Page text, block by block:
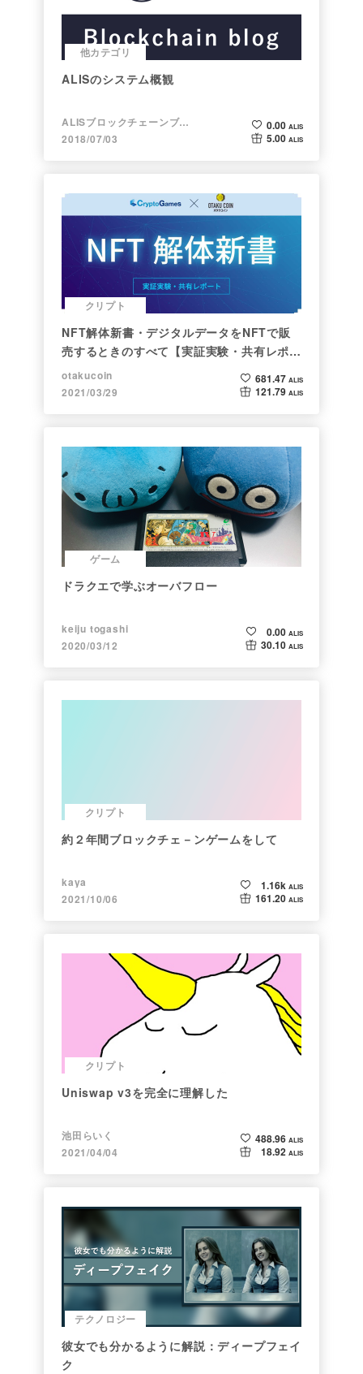
他カテゴリ
ALISのシステム概観
ALISブロックチェーンブログ
2018/07/03
0.00 ALIS
5.00 ALIS
クリプト
NFT解体新書・デジタルデータをNFTで販
売するときのすべて【実証実験・共有レポー
ト】
otakucoin
2021/03/29
681.47 ALIS
121.79 ALIS
ゲーム
ドラクエで学ぶオーバフロー
keiju togashi
2020/03/12
0.00 ALIS
30.10 ALIS
クリプト
約２年間ブロックチェ－ンゲームをして
kaya
2021/10/06
1.16k ALIS
161.20 ALIS
クリプト
Uniswap v3を完全に理解した
池田らいく
2021/04/04
488.96 ALIS
18.92 ALIS
テクノロジー
彼女でも分かるように解説：ディープフェイ
ク